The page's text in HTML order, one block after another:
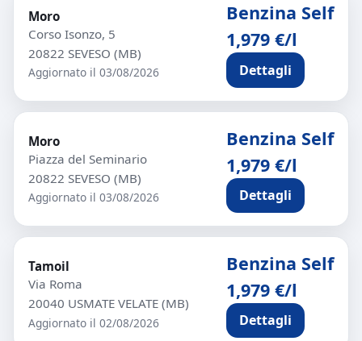
Moro
Corso Isonzo, 5
20822 SEVESO (MB)
Aggiornato il 03/08/2026
Benzina Self
1,979 €/l
Dettagli
Moro
Piazza del Seminario
20822 SEVESO (MB)
Aggiornato il 03/08/2026
Benzina Self
1,979 €/l
Dettagli
Tamoil
Via Roma
20040 USMATE VELATE (MB)
Aggiornato il 02/08/2026
Benzina Self
1,979 €/l
Dettagli